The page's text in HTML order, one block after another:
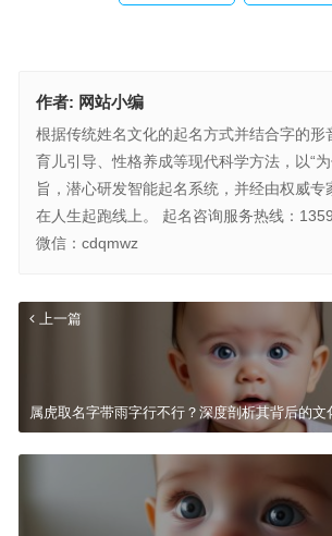
作者: 网站小编
根据传统姓名文化的起名方式并结合字的形
育儿引导、性格养成等现代科学方法，以“
旨，潜心研发智能起名系统，并经由权威专
在人生起跑线上。 起名咨询服务热线：
微信：cdqmwz
上一篇
属虎取名字带雨字行不行？深度剖析其背后的文